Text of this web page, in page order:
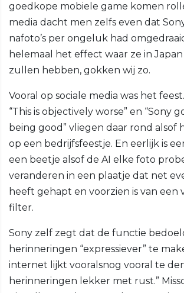
goedkope mobiele game komen
media dacht men zelfs even dat
nafoto’s per ongeluk had
helemaal het effect waar ze in
zullen hebben, gokken wij zo.
Vooral op sociale media was het
“This is objectively worse” en “Sony
being good” vliegen daar rond alsof
op een bedrijfsfeestje. En eerlijk is
een beetje alsof de AI elke foto
veranderen in een plaatje dat net
heeft gehapt en voorzien is van een
filter.
Sony zelf zegt dat de functie
herinneringen “expressiever” te
internet lijkt vooralsnog vooral te
herinneringen lekker met rust.”